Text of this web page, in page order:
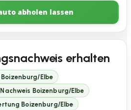
abholen lassen
erhalten
Elbe
Boizenburg/Elbe
Boizenburg/Elbe